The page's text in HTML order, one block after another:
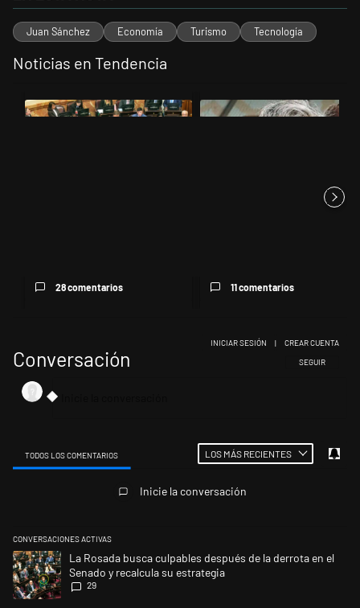
Juan Sánchez Economía Turismo Tecnología
Noticias en Tendencia
Un artículo de tendencia con el título "La Rosada busca culpables
28 comentarios
Un artículo de tendencia con el
11 comentarios
Conversación SIGA ESTA
SEGUIR
INICIAR SESIÓN | CREAR CUENTA
TODOS LOS COMENTARIOS LOS MÁS RECIENTES
Inicie la conversación
CONVERSACIONES ACTIVAS
Este listado muestra los artículos con más comentarios en los últimos
Un artículo de tendencia con el título "La Rosada busca culpables
La Rosada busca culpables después de la derrota en el
Senado y recalcula su estrategia
29